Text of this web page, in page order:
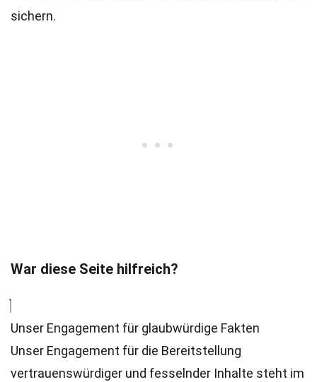
sichern.
War diese Seite hilfreich?
Unser Engagement für glaubwürdige Fakten
Unser Engagement für die Bereitstellung
vertrauenswürdiger und fesselnder Inhalte steht im